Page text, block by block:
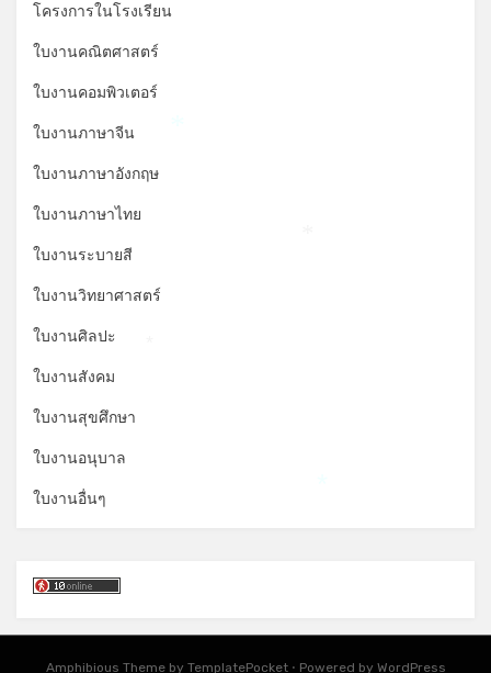
โครงการในโรงเรียน
ใบงานคณิตศาสตร์
ใบงานคอมพิวเตอร์
ใบงานภาษาจีน
ใบงานภาษาอังกฤษ
ใบงานภาษาไทย
ใบงานระบายสี
ใบงานวิทยาศาสตร์
ใบงานศิลปะ
ใบงานสังคม
ใบงานสุขศึกษา
ใบงานอนุบาล
ใบงานอื่นๆ
Amphibious Theme by TemplatePocket ⋅ Powered by WordPress